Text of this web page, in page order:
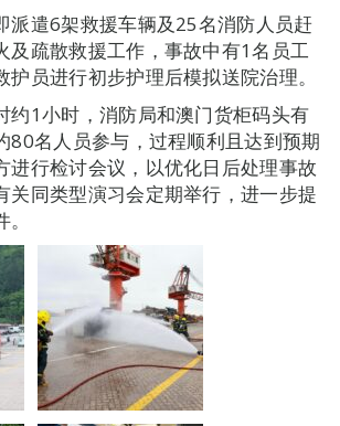
派遣6架救援车辆及25名消防人员赶
及疏散救援工作，事故中有1名员工
员进行初步护理后模拟送院治理。
约1小时，消防局和澳门货柜码头有
80名人员参与，过程顺利且达到预期
进行检讨会议，以优化日后处理事故
关同类型演习会定期举行，进一步提